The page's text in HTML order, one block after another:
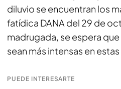
diluvio se encuentran los
fatídica DANA del 29 de
madrugada, se espera
sean más intensas en estas
PUEDE INTERESARTE